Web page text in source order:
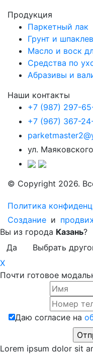
Продукция
Паркетный лак
Грунт и
Масло и воск
Средства по
Абразивы и
Наши контакты
+7 (987) 297-
+7 (967) 367-
ул.
© Copyright 2026.
Политика
Создание и
Вы из города Казань?
Да
Выбрать
X
Почти готовое
Даю согласие на
Lorem ipsum dolor sit